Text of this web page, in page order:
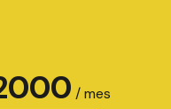
/ mes